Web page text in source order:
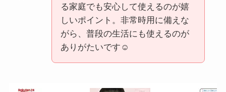
る家庭でも安心して使えるのが嬉
しいポイント。非常時用に備えな
がら、普段の生活にも使えるのが
ありがたいです☺️